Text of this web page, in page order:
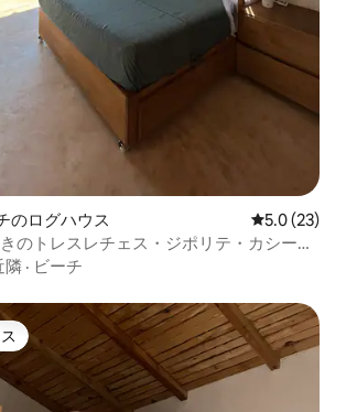
のログハウス レビュー23
5.0 (23)
のトレスレチェス・ジポリテ・カシータ
隣 · ビーチ
ョイスです。